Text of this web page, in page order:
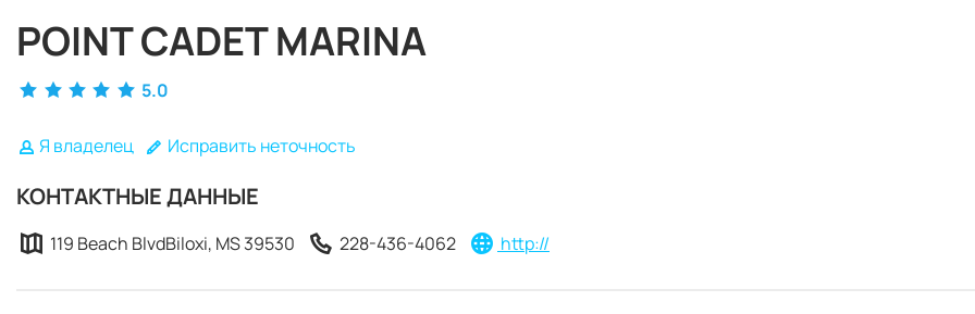
POINT CADET MARINA
5.0
Я владелец Исправить неточность
КОНТАКТНЫЕ ДАННЫЕ
119 Beach BlvdBiloxi, MS 39530 228-436-4062 http://